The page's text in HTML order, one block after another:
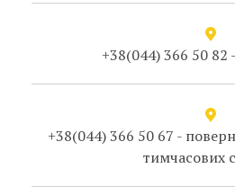
+38(044) 366 50 82
+38(044) 366 50 67 -
тимчасових